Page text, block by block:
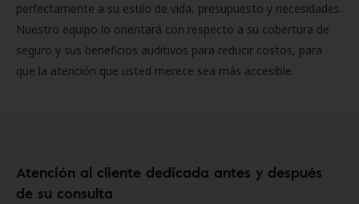
perfectamente a su estilo de vida, presupuesto y necesidades.
Nuestro equipo lo orientará con respecto a su cobertura de
seguro y sus beneficios auditivos para reducir costos, para
que la atención que usted merece sea más accesible.
Atención al cliente dedicada antes y después
de su consulta